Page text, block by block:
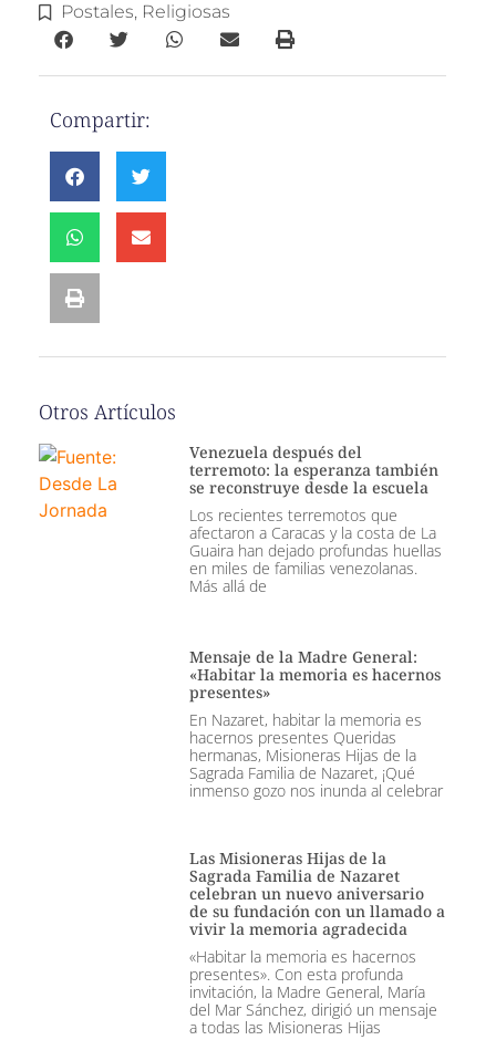
Postales, Religiosas
Compartir:
Otros Artículos
Venezuela después del
terremoto: la esperanza también
se reconstruye desde la escuela
Los recientes terremotos que
afectaron a Caracas y la costa de La
Guaira han dejado profundas huellas
en miles de familias venezolanas.
Más allá de
Mensaje de la Madre General:
«Habitar la memoria es hacernos
presentes»
En Nazaret, habitar la memoria es
hacernos presentes Queridas
hermanas, Misioneras Hijas de la
Sagrada Familia de Nazaret, ¡Qué
inmenso gozo nos inunda al celebrar
Las Misioneras Hijas de la
Sagrada Familia de Nazaret
celebran un nuevo aniversario
de su fundación con un llamado a
vivir la memoria agradecida
«Habitar la memoria es hacernos
presentes». Con esta profunda
invitación, la Madre General, María
del Mar Sánchez, dirigió un mensaje
a todas las Misioneras Hijas